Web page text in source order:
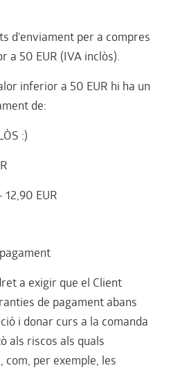
d'enviament per a compres
a 50 EUR (IVA inclòs).
inferior a 50 EUR hi ha un
de:
:)
12,90 EUR
a exigir que el Client
de pagament abans
i donar curs a la comanda
als riscos als quals
com, per exemple, les